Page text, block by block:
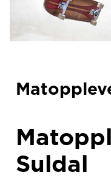
Suldal